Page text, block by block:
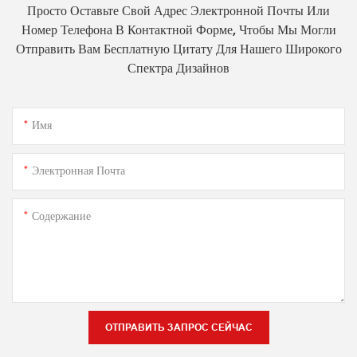
Просто Оставьте Свой Адрес Электронной Почты Или
Номер Телефона В Контактной Форме, Чтобы Мы Могли
Отправить Вам Бесплатную Цитату Для Нашего Широкого
Спектра Дизайнов
Имя
Электронная Почта
Содержание
ОТПРАВИТЬ ЗАПРОС СЕЙЧАС